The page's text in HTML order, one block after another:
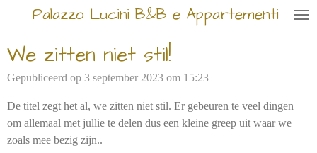
naar
hoofdinhoud
Palazzo Lucini B&B e Appartementi
We zitten niet stil!
Gepubliceerd op 3 september 2023 om 15:23
De titel zegt het al, we zitten niet stil. Er gebeuren te veel dingen
om allemaal met jullie te delen dus een kleine greep uit waar we
zoals mee bezig zijn..